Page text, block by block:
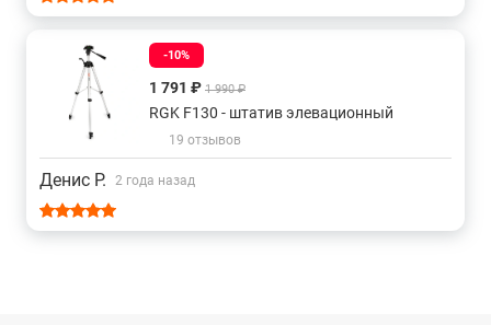
-10%
1 791 ₽ 1 990 ₽
RGK F130 - штатив элевационный
19 отзывов
Денис Р. 2 года назад